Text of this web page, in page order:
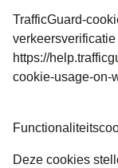
TrafficGuard-
https://
cookie-usage-on-
Deze cookies